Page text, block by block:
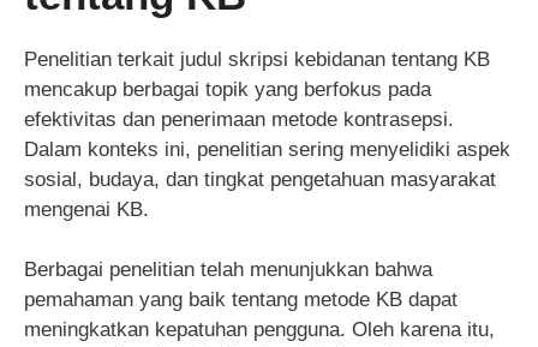
Penelitian terkait judul skripsi kebidanan tentang KB
mencakup berbagai topik yang berfokus pada
efektivitas dan penerimaan metode kontrasepsi.
Dalam konteks ini, penelitian sering menyelidiki aspek
sosial, budaya, dan tingkat pengetahuan masyarakat
mengenai KB.
Berbagai penelitian telah menunjukkan bahwa
pemahaman yang baik tentang metode KB dapat
meningkatkan kepatuhan pengguna. Oleh karena itu,